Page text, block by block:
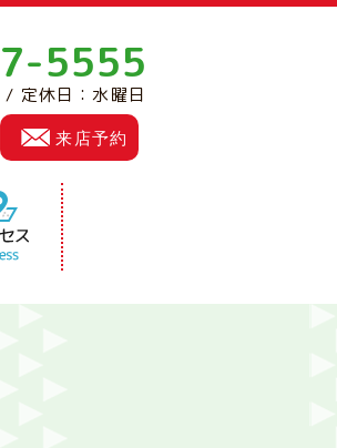
5555
定休日：水曜日
来店予約